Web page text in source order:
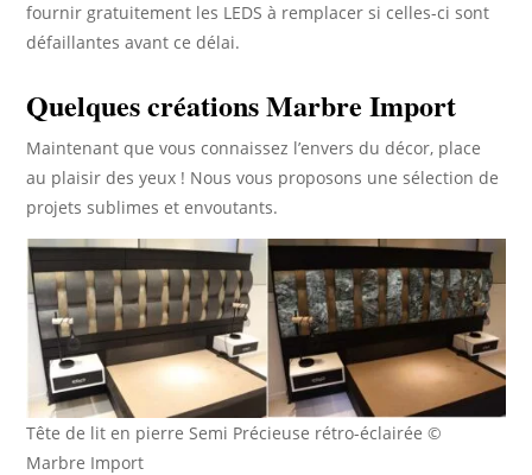
fournir gratuitement les LEDS à remplacer si celles-ci sont
défaillantes avant ce délai.
Quelques créations Marbre Import
Maintenant que vous connaissez l’envers du décor, place
au plaisir des yeux ! Nous vous proposons une sélection de
projets sublimes et envoutants.
Tête de lit en pierre Semi Précieuse rétro-éclairée ©
Marbre Import